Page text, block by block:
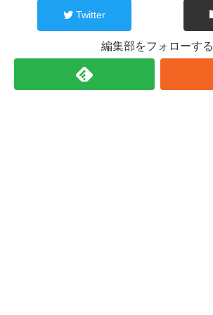
Twitter
編集部をフォローする